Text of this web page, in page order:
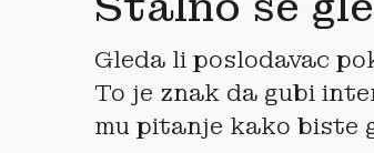
Gleda li poslodavac
To je znak da gubi
mu pitanje kako biste